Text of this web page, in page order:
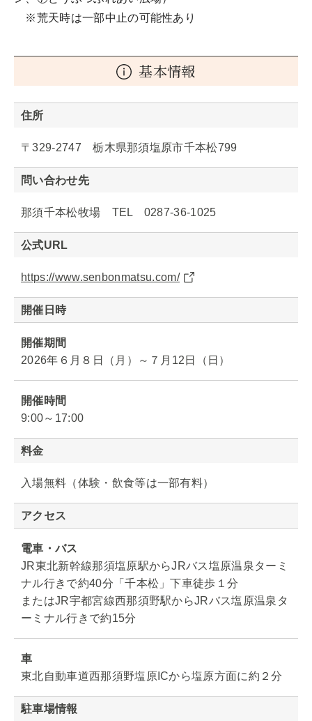
※荒天時は一部中止の可能性あり
基本情報
住所
〒329-2747 栃木県那須塩原市千本松799
問い合わせ先
那須千本松牧場 TEL 0287-36-1025
公式URL
https://www.senbonmatsu.com/
開催日時
開催期間
2026年６月８日（月）～７月12日（日）
開催時間
9:00～17:00
料金
入場無料（体験・飲食等は一部有料）
アクセス
電車・バス
JR東北新幹線那須塩原駅からJRバス塩原温泉ターミ
ナル行きで約40分「千本松」下車徒歩１分
またはJR宇都宮線西那須野駅からJRバス塩原温泉タ
ーミナル行きで約15分
車
東北自動車道西那須野塩原ICから塩原方面に約２分
駐車場情報